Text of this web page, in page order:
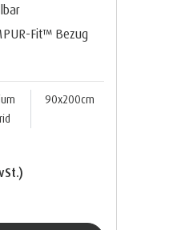
Fit™ Bezug
90x200cm